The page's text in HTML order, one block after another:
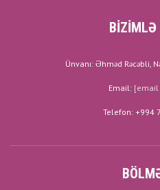
Ünvanı: Əhməd Rəcəbli,
Email: [email
Telefon: +994